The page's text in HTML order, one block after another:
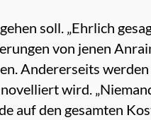
soll. „Ehrlich
von jenen
Andererseits
wird.
auf den gesamten